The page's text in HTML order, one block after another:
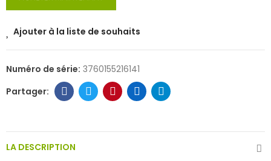
Ajouter à la liste de souhaits
Numéro de série: 3760155216141
LA DESCRIPTION